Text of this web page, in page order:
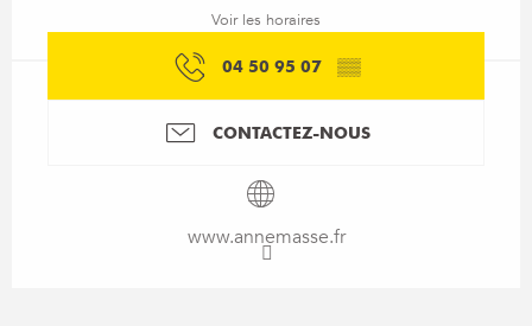
Voir les horaires
04 50 95 07 ▒▒
CONTACTEZ-NOUS
www.annemasse.fr